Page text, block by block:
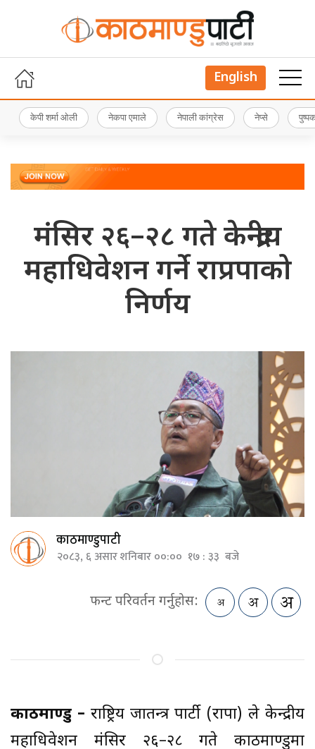
English
केपी शर्मा ओली नेकपा एमाले नेपाली कांग्रेस नेप्से
मंसिर २६–२८ गते केन्द्रीय
महाधिवेशन गर्ने राप्रपाको
निर्णय
काठमाण्डुपाटी
२०८३, ६ असार शनिबार ००:०० १७ : ३३ बजे
फन्ट परिवर्तन गर्नुहोस:
काठमाण्डु – राष्ट्रिय प्रजातन्त्र पार्टी (राप्रपा) ले केन्द्रीय
महाधिवेशन मंसिर २६–२८ गते काठमाण्डुमा